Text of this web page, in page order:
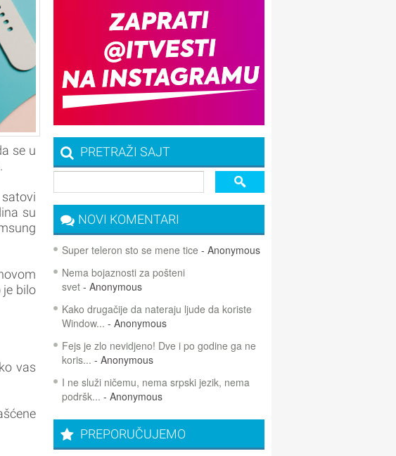
se u
su
je bilo
vas
PRETRAŽI SAJT
NOVI KOMENTARI
Super teleron sto se mene tice - Anonymous
Nema bojaznosti za pošteni
svet - Anonymous
Kako drugačije da nateraju ljude da koriste
Window... - Anonymous
Fejs je zlo nevidjeno! Dve i po godine ga ne
koris... - Anonymous
I ne služi ničemu, nema srpski jezik, nema
podršk... - Anonymous
PREPORUČUJEMO